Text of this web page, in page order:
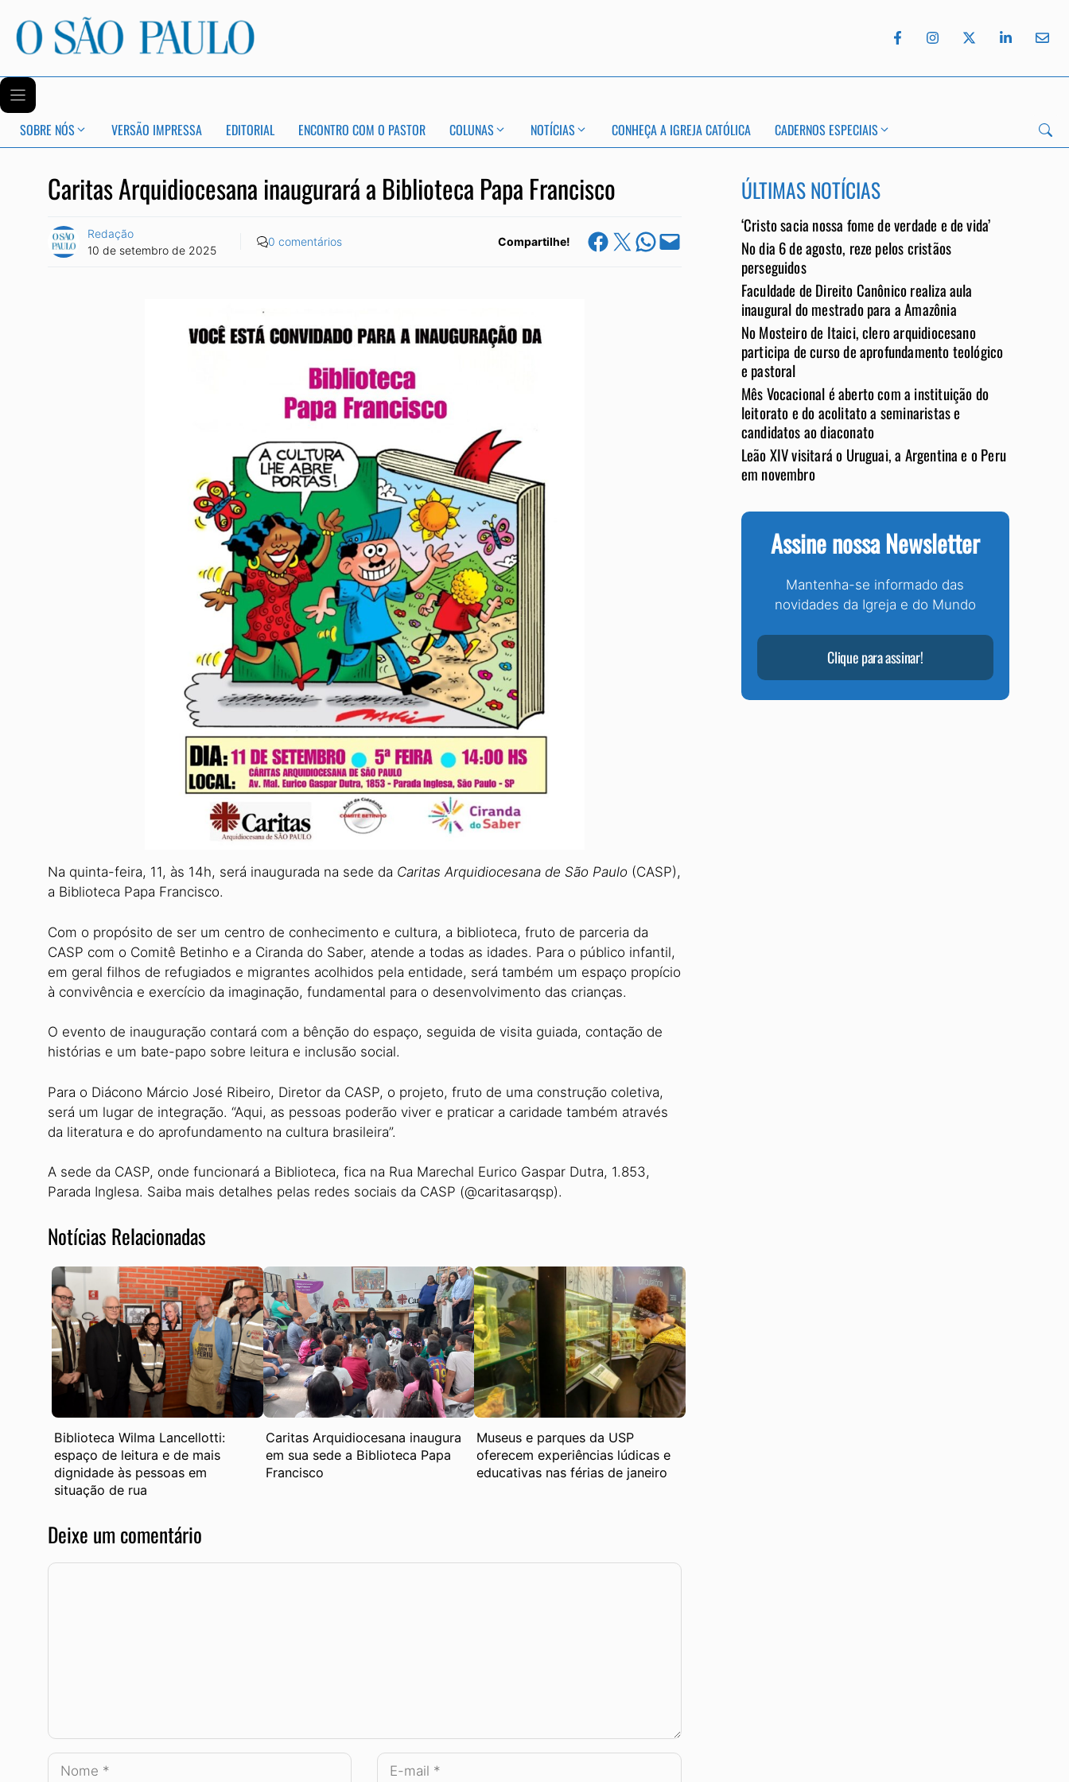
SOBRE NÓS VERSÃO IMPRESSA EDITORIAL ENCONTRO COM O PASTOR COLUNAS NOTÍCIAS CONHEÇA A IGREJA CATÓLICA CADERNOS ESPECIAIS
Caritas Arquidiocesana inaugurará a Biblioteca Papa Francisco
Redação
10 de setembro de 2025
0 comentários Compartilhe! Share on Facebook
Share on X Share on WhatsApp
Email this Page
Na quinta-feira, 11, às 14h, será inaugurada na sede da Caritas Arquidiocesana de São Paulo (CASP),
a Biblioteca Papa Francisco.
Com o propósito de ser um centro de conhecimento e cultura, a biblioteca, fruto de parceria da
CASP com o Comitê Betinho e a Ciranda do Saber, atende a todas as idades. Para o público infantil,
em geral filhos de refugiados e migrantes acolhidos pela entidade, será também um espaço propício
à convivência e exercício da imaginação, fundamental para o desenvolvimento das crianças.
O evento de inauguração contará com a bênção do espaço, seguida de visita guiada, contação de
histórias e um bate-papo sobre leitura e inclusão social.
Para o Diácono Márcio José Ribeiro, Diretor da CASP, o projeto, fruto de uma construção coletiva,
será um lugar de integração. “Aqui, as pessoas poderão viver e praticar a caridade também através
da literatura e do aprofundamento na cultura brasileira”.
A sede da CASP, onde funcionará a Biblioteca, fica na Rua Marechal Eurico Gaspar Dutra, 1.853,
Parada Inglesa. Saiba mais detalhes pelas redes sociais da CASP (@caritasarqsp).
Notícias Relacionadas
Biblioteca Wilma Lancellotti:
espaço de leitura e de mais
dignidade às pessoas em
situação de rua
Caritas Arquidiocesana inaugura
em sua sede a Biblioteca Papa
Francisco
Museus e parques da USP
oferecem experiências lúdicas e
educativas nas férias de janeiro
Deixe um comentário
Comentário
Nome
E-
ÚLTIMAS NOTÍCIAS
‘Cristo sacia nossa fome de verdade e de vida’
No dia 6 de agosto, reze pelos cristãos
perseguidos
Faculdade de Direito Canônico realiza aula
inaugural do mestrado para a Amazônia
No Mosteiro de Itaici, clero arquidiocesano
participa de curso de aprofundamento teológico
e pastoral
Mês Vocacional é aberto com a instituição do
leitorato e do acolitato a seminaristas e
candidatos ao diaconato
Leão XIV visitará o Uruguai, a Argentina e o Peru
em novembro
Assine nossa Newsletter
Mantenha-se informado das
novidades da Igreja e do Mundo
Clique para assinar!